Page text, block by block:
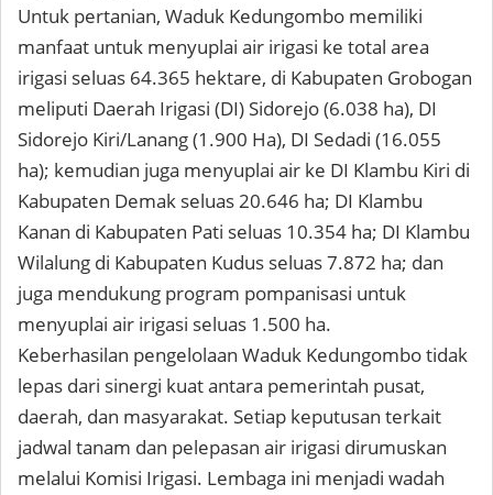
Untuk pertanian, Waduk Kedungombo memiliki
manfaat untuk menyuplai air irigasi ke total area
irigasi seluas 64.365 hektare, di Kabupaten Grobogan
meliputi Daerah Irigasi (DI) Sidorejo (6.038 ha), DI
Sidorejo Kiri/Lanang (1.900 Ha), DI Sedadi (16.055
ha); kemudian juga menyuplai air ke DI Klambu Kiri di
Kabupaten Demak seluas 20.646 ha; DI Klambu
Kanan di Kabupaten Pati seluas 10.354 ha; DI Klambu
Wilalung di Kabupaten Kudus seluas 7.872 ha; dan
juga mendukung program pompanisasi untuk
menyuplai air irigasi seluas 1.500 ha.
Keberhasilan pengelolaan Waduk Kedungombo tidak
lepas dari sinergi kuat antara pemerintah pusat,
daerah, dan masyarakat. Setiap keputusan terkait
jadwal tanam dan pelepasan air irigasi dirumuskan
melalui Komisi Irigasi. Lembaga ini menjadi wadah